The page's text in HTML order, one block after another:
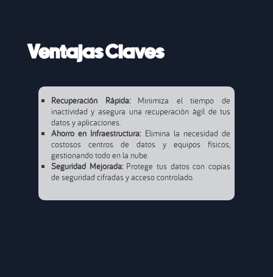
Ventajas Claves
Recuperación Rápida: Minimiza el tiempo de
inactividad y asegura una recuperación ágil de tus
datos y aplicaciones.
Ahorro en Infraestructura: Elimina la necesidad de
costosos centros de datos y equipos físicos,
gestionando todo en la nube.
Seguridad Mejorada: Protege tus datos con copias
de seguridad cifradas y acceso controlado.